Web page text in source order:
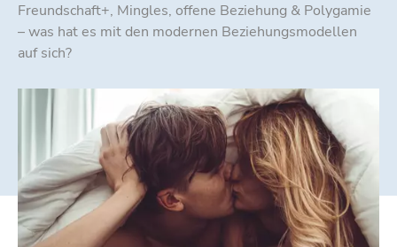
Freundschaft+, Mingles, offene Beziehung & Polygamie
– was hat es mit den modernen Beziehungsmodellen
auf sich?